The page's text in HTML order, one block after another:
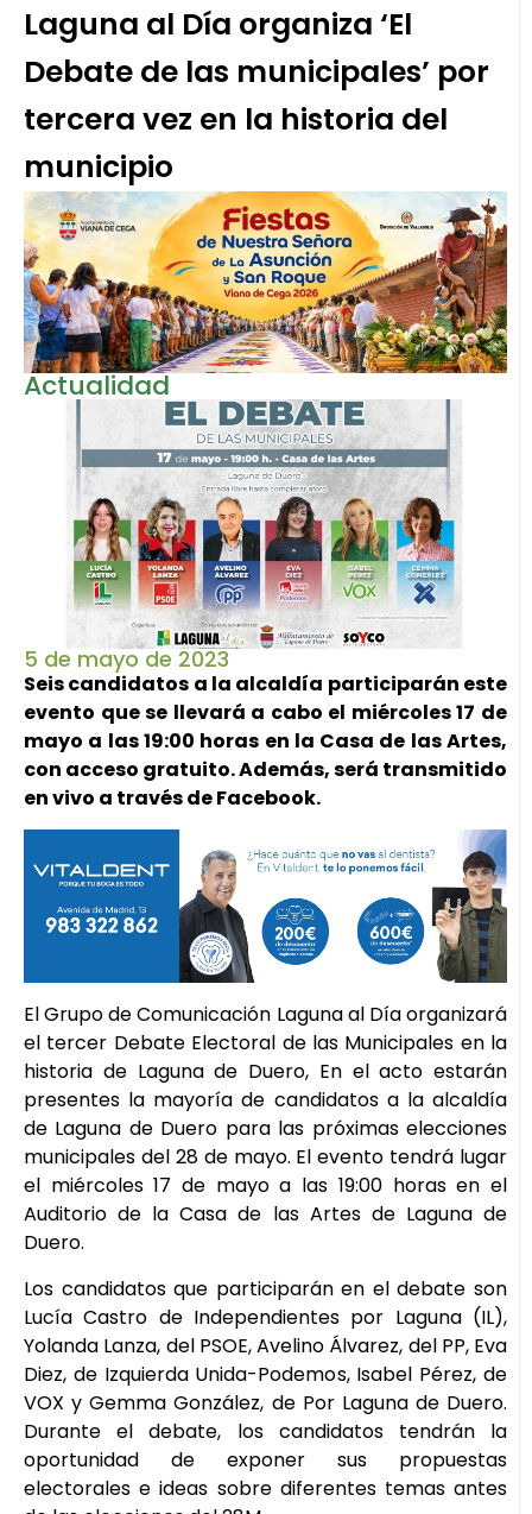
Laguna al Día organiza ‘El
Debate de las municipales’ por
tercera vez en la historia del
municipio
Actualidad
5 de mayo de 2023
Seis candidatos a la alcaldía participarán este
evento que se llevará a cabo el miércoles 17 de
mayo a las 19:00 horas en la Casa de las Artes,
con acceso gratuito. Además, será transmitido
en vivo a través de Facebook.
El Grupo de Comunicación Laguna al Día organizará
el tercer Debate Electoral de las Municipales en la
historia de Laguna de Duero, En el acto estarán
presentes la mayoría de candidatos a la alcaldía
de Laguna de Duero para las próximas elecciones
municipales del 28 de mayo. El evento tendrá lugar
el miércoles 17 de mayo a las 19:00 horas en el
Auditorio de la Casa de las Artes de Laguna de
Duero.
Los candidatos que participarán en el debate son
Lucía Castro de Independientes por Laguna (IL),
Yolanda Lanza, del PSOE, Avelino Álvarez, del PP, Eva
Diez, de Izquierda Unida-Podemos, Isabel Pérez, de
VOX y Gemma González, de Por Laguna de Duero.
Durante el debate, los candidatos tendrán la
oportunidad de exponer sus propuestas
electorales e ideas sobre diferentes temas antes